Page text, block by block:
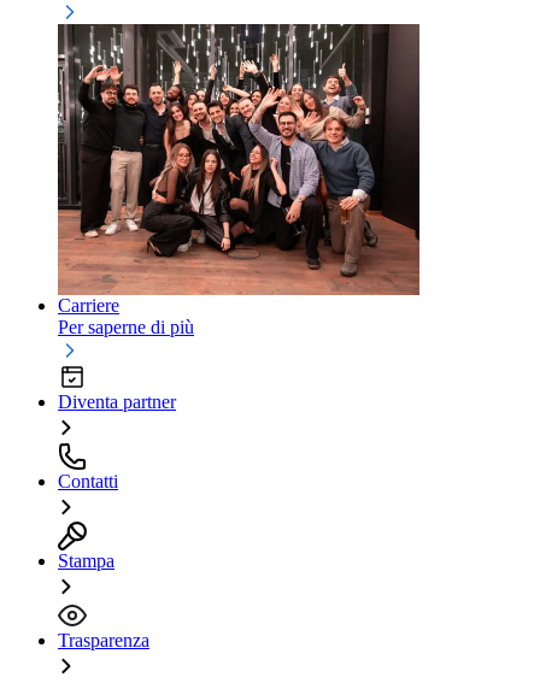
Carriere
Per saperne di più
Diventa partner
Contatti
Stampa
Trasparenza